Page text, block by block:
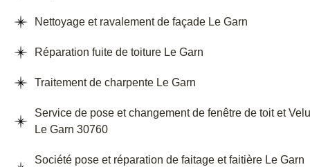
Nettoyage et ravalement de façade Le Garn
Réparation fuite de toiture Le Garn
Traitement de charpente Le Garn
Service de pose et changement de fenêtre de toit et
Le Garn 30760
Société pose et réparation de faitage et faitière Le Garn